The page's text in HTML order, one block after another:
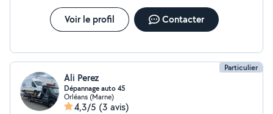
Voir le profil Contacter
Particulier
Ali Perez
Dépannage auto 45
Orléans (Marne)
4,3/5 (3 avis)